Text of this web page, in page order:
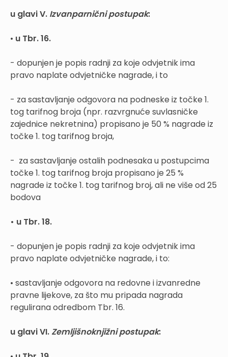
u glavi V. Izvanparnični postupak:
• u Tbr. 16.
- dopunjen je popis radnji za koje odvjetnik ima
pravo naplate odvjetničke nagrade, i to
- za sastavljanje odgovora na podneske iz točke 1.
tog tarifnog broja (npr. razvrgnuće suvlasničke
zajednice nekretnina) propisano je 50 % nagrade iz
točke 1. tog tarifnog broja,
- za sastavljanje ostalih podnesaka u postupcima
točke 1. tog tarifnog broja propisano je 25 %
nagrade iz točke 1. tog tarifnog broj, ali ne više od 25
bodova
• u Tbr. 18.
- dopunjen je popis radnji za koje odvjetnik ima
pravo naplate odvjetničke nagrade, i to:
• sastavljanje odgovora na redovne i izvanredne
pravne lijekove, za što mu pripada nagrada
regulirana odredbom Tbr. 16.
u glavi VI. Zemljišnoknjižni postupak: